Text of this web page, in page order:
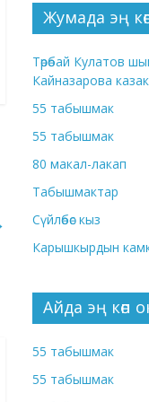
Жумада эң
Төрөбай Кулатов
Кайназарова
55 табышмак
55 табышмак
80 макал-лакап
Табышмактар
Сүйлөбөс кыз
Карышкырдын
Айда эң көп
55 табышмак
55 табышмак